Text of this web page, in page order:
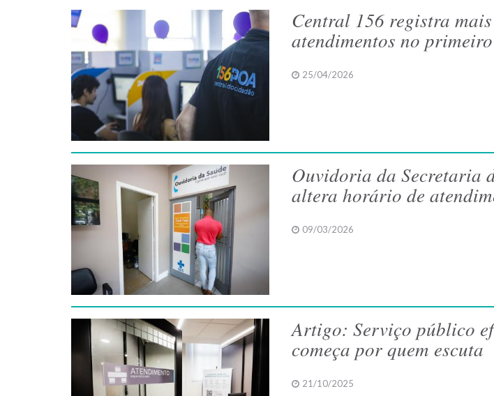
Central 156 registra
atendimentos no
25/04/2026
Ouvidoria da Secretaria
altera horário de
09/03/2026
Artigo: Serviço público
começa por quem escuta
21/10/2025